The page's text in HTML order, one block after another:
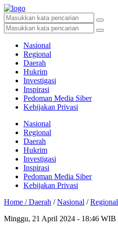
Nasional
Regional
Daerah
Hukrim
Investigasi
Inspirasi
Pedoman Media Siber
Kebijakan Privasi
Nasional
Regional
Daerah
Hukrim
Investigasi
Inspirasi
Pedoman Media Siber
Kebijakan Privasi
Home /Daerah /Nasional /Regional
Minggu, 21 April 2024 - 18:46 WIB